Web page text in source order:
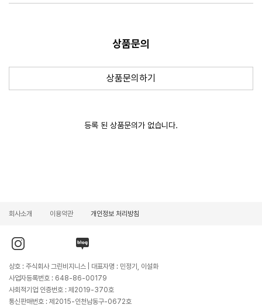
상품문의
상품문의하기
등록 된 상품문의가 없습니다.
회사소개 이용약관 개인정보 처리방침
인
스
그
램
바
로
가
바
로
가
기
블
로
바
로
가
기
상호 : 주식회사 그린비지니스 | 대표자명 : 민정기, 이설화
사업자등록번호 : 648-86-00179
사회적기업 인증번호 : 제2019-370호
통신판매번호 : 제2015-인천남동구-0672호